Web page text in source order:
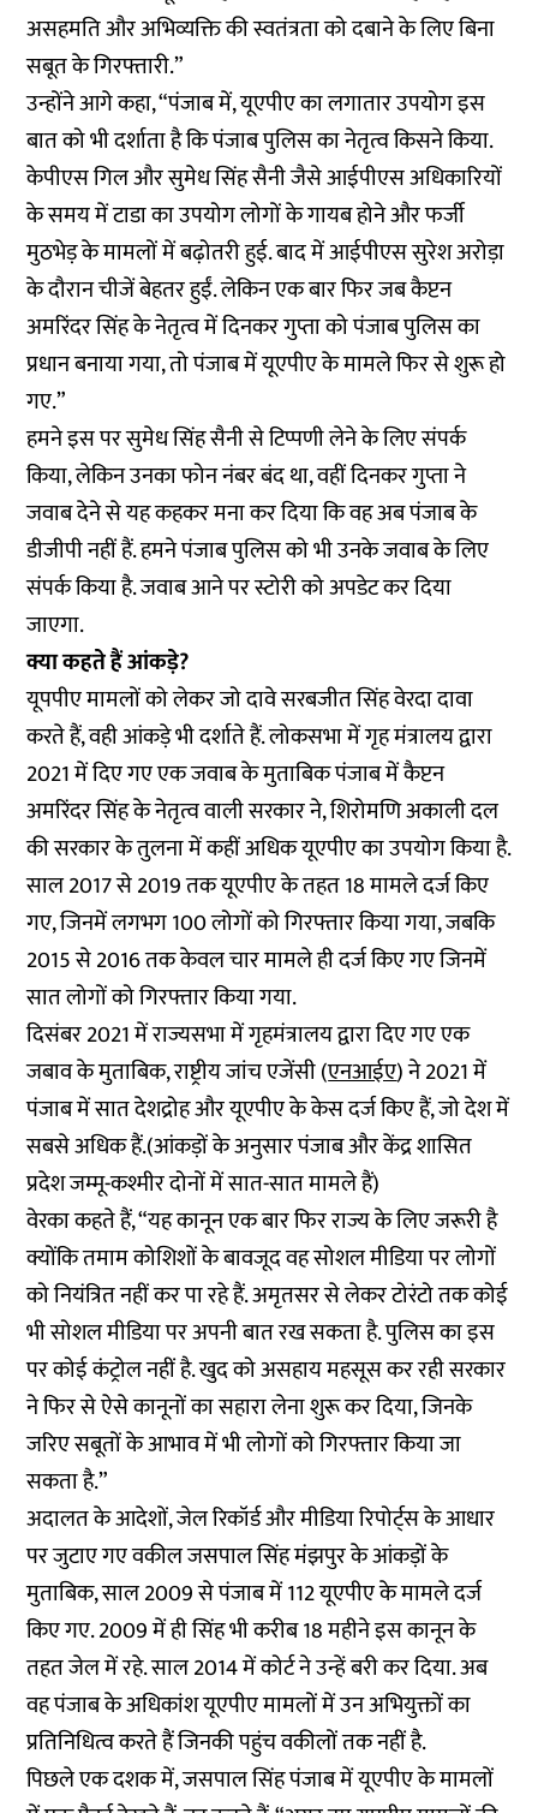
असहमति और अभिव्यक्ति की स्वतंत्रता को दबाने के लिए बिना
सबूत के गिरफ्तारी.”
उन्होंने आगे कहा, “पंजाब में, यूएपीए का लगातार उपयोग इस
बात को भी दर्शाता है कि पंजाब पुलिस का नेतृत्व किसने किया.
केपीएस गिल और सुमेध सिंह सैनी जैसे आईपीएस अधिकारियों
के समय में टाडा का उपयोग लोगों के गायब होने और फर्जी
मुठभेड़ के मामलों में बढ़ोतरी हुई. बाद में आईपीएस सुरेश अरोड़ा
के दौरान चीजें बेहतर हुईं. लेकिन एक बार फिर जब कैप्टन
अमरिंदर सिंह के नेतृत्व में दिनकर गुप्ता को पंजाब पुलिस का
प्रधान बनाया गया, तो पंजाब में यूएपीए के मामले फिर से शुरू हो
गए.”
हमने इस पर सुमेध सिंह सैनी से टिप्पणी लेने के लिए संपर्क
किया, लेकिन उनका फोन नंबर बंद था, वहीं दिनकर गुप्ता ने
जवाब देने से यह कहकर मना कर दिया कि वह अब पंजाब के
डीजीपी नहीं हैं. हमने पंजाब पुलिस को भी उनके जवाब के लिए
संपर्क किया है. जवाब आने पर स्टोरी को अपडेट कर दिया
जाएगा.
क्या कहते हैं आंकड़े?
यूपपीए मामलों को लेकर जो दावे सरबजीत सिंह वेरदा दावा
करते हैं, वही आंकड़े भी दर्शाते हैं. लोकसभा में गृह मंत्रालय द्वारा
2021 में दिए गए एक जवाब के मुताबिक पंजाब में कैप्टन
अमरिंदर सिंह के नेतृत्व वाली सरकार ने, शिरोमणि अकाली दल
की सरकार के तुलना में कहीं अधिक यूएपीए का उपयोग किया है.
साल 2017 से 2019 तक यूएपीए के तहत 18 मामले दर्ज किए
गए, जिनमें लगभग 100 लोगों को गिरफ्तार किया गया, जबकि
2015 से 2016 तक केवल चार मामले ही दर्ज किए गए जिनमें
सात लोगों को गिरफ्तार किया गया.
दिसंबर 2021 में राज्यसभा में गृहमंत्रालय द्वारा दिए गए एक
जबाव के मुताबिक, राष्ट्रीय जांच एजेंसी (एनआईए) ने 2021 में
पंजाब में सात देशद्रोह और यूएपीए के केस दर्ज किए हैं, जो देश में
सबसे अधिक हैं.(आंकड़ों के अनुसार पंजाब और केंद्र शासित
प्रदेश जम्मू-कश्मीर दोनों में सात-सात मामले हैं)
वेरका कहते हैं, “यह कानून एक बार फिर राज्य के लिए जरूरी है
क्योंकि तमाम कोशिशों के बावजूद वह सोशल मीडिया पर लोगों
को नियंत्रित नहीं कर पा रहे हैं. अमृतसर से लेकर टोरंटो तक कोई
भी सोशल मीडिया पर अपनी बात रख सकता है. पुलिस का इस
पर कोई कंट्रोल नहीं है. खुद को असहाय महसूस कर रही सरकार
ने फिर से ऐसे कानूनों का सहारा लेना शुरू कर दिया, जिनके
जरिए सबूतों के आभाव में भी लोगों को गिरफ्तार किया जा
सकता है.”
अदालत के आदेशों, जेल रिकॉर्ड और मीडिया रिपोर्ट्स के आधार
पर जुटाए गए वकील जसपाल सिंह मंझपुर के आंकड़ों के
मुताबिक, साल 2009 से पंजाब में 112 यूएपीए के मामले दर्ज
किए गए. 2009 में ही सिंह भी करीब 18 महीने इस कानून के
तहत जेल में रहे. साल 2014 में कोर्ट ने उन्हें बरी कर दिया. अब
वह पंजाब के अधिकांश यूएपीए मामलों में उन अभियुक्तों का
प्रतिनिधित्व करते हैं जिनकी पहुंच वकीलों तक नहीं है.
पिछले एक दशक में, जसपाल सिंह पंजाब में यूएपीए के मामलों